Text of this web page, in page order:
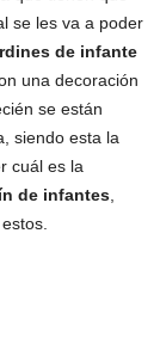
se les va a poder
de infante
una decoración
se están
siendo esta la
cuál es la
de infantes,